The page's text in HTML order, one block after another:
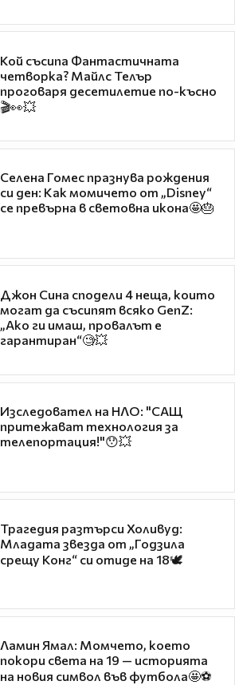
Кой съсипа Фантастичната
четворка? Майлс Телър
проговаря десетилетие по-късно
🎬👀💥
Селена Гомес празнува рождения
си ден: Как момичето от „Disney“
се превърна в световна икона🤩🎂
Джон Сина сподели 4 неща, които
могат да съсипят всяко GenZ:
„Ако ги имаш, провалът е
гарантиран“🧐💥
Изследовател на НЛО: "САЩ
притежават технология за
телепортация!"😯💥
Трагедия разтърси Холивуд:
Младата звезда от „Годзила
срещу Конг“ си отиде на 18🕊️
Ламин Ямал: Момчето, което
покори света на 19 — историята
на новия символ във футбола🤩⚽